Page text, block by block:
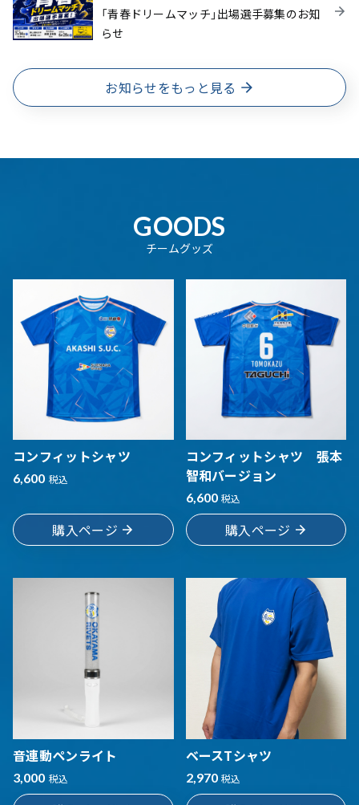
「青春ドリームマッチ」出場選手募集のお知
らせ
お知らせをもっと見る
GOODS
チームグッズ
コンフィットシャツ
6,600 税込
購入ページ
コンフィットシャツ 張本
智和バージョン
6,600 税込
購入ページ
音連動ペンライト
3,000 税込
ベースTシャツ
2,970 税込